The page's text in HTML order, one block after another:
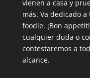
vienen a casa y
más. Va dedicado
foodie. ¡Bon
cualquier duda o
contestaremos a
alcance.